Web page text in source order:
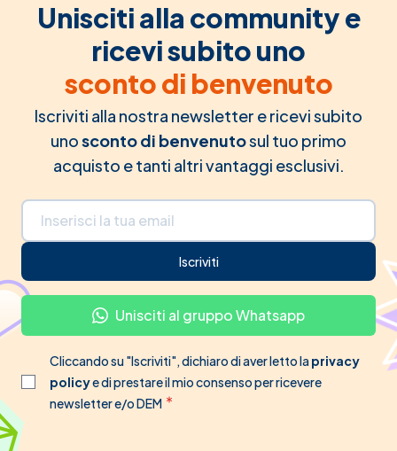
Unisciti alla community e
ricevi subito uno
sconto di benvenuto
Iscriviti alla nostra newsletter e ricevi subito
unosconto di benvenutosul tuo primo
acquisto e tanti altri vantaggi esclusivi.
Indirizzo email
Iscriviti
Unisciti al gruppo Whatsapp
Cliccando su "Iscriviti", dichiaro di aver letto laprivacy
policye di prestare il mio consenso per ricevere
newsletter e/o DEM